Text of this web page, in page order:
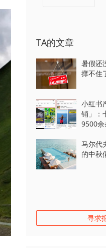
TA的文章
暑假还
撑不住
小红书
销」：
9500余
马尔代
的中秋
寻求